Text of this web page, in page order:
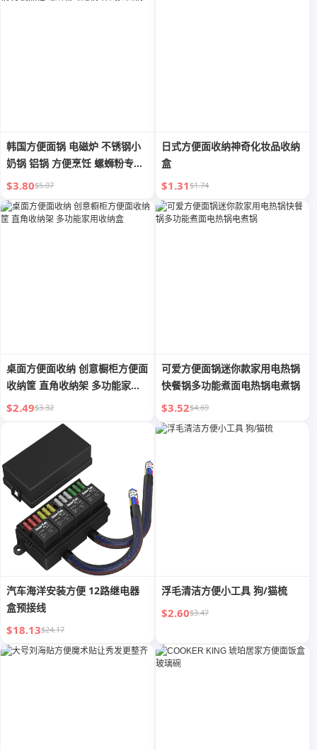
韩国方便面锅 电磁炉 不锈钢小
奶锅 铝锅 方便烹饪 螺蛳粉专用
锅 韩式拉面锅
$3.80$5.07
日式方便面收纳神奇化妆品收纳
盒
$1.31$1.74
桌面方便面收纳 创意橱柜方便面
收纳筐 直角收纳架 多功能家用
收纳盒
$2.49$3.32
可爱方便面锅迷你款家用电热锅
快餐锅多功能煮面电热锅电煮锅
$3.52$4.69
汽车海洋安装方便 12路继电器
盒预接线
$18.13$24.17
浮毛清洁方便小工具 狗/猫梳
$2.60$3.47